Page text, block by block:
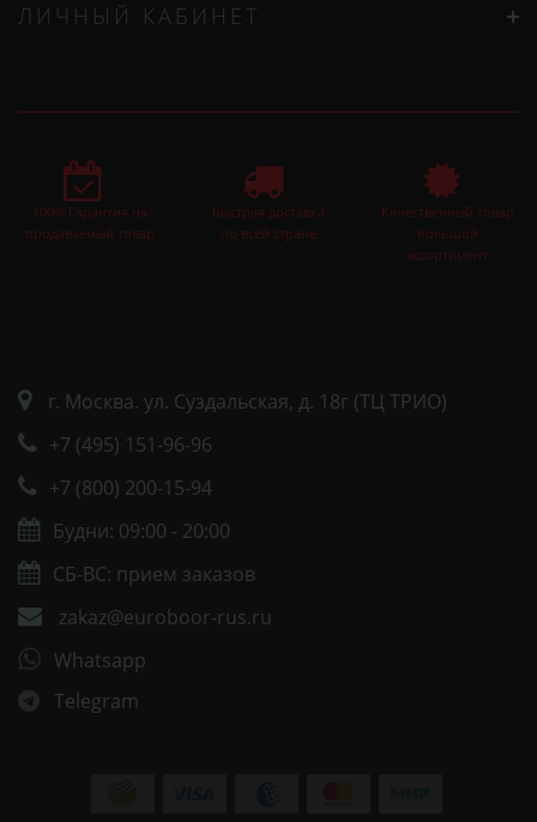
ЛИЧНЫЙ КАБИНЕТ
100% Гарантия на
продаваемый товар
Быстрая доставка
по всей стране
Качественный товар
большой
ассортимент
г. Москва. ул. Суздальская, д. 18г (ТЦ ТРИО)
+7 (495) 151-96-96
+7 (800) 200-15-94
Будни: 09:00 - 20:00
СБ-ВС: прием заказов
zakaz@euroboor-rus.ru
Whatsapp
Telegram